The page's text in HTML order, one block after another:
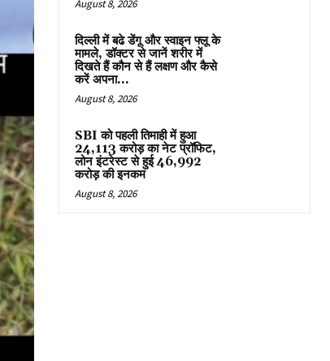
August 8, 2026
दिल्ली में बढे डेंगू और स्वाइन फ्लू के
मामले, डॉक्टर से जानें शरीर में
दिखते हैं कौन से हैं लक्षण और कैसे
करें अपना...
August 8, 2026
SBI को पहली तिमाही में हुआ
₹24,113 करोड़ का नेट प्रॉफिट,
लोन इंटरेस्ट से हुई ₹46,992
करोड़ की इनकम
August 8, 2026